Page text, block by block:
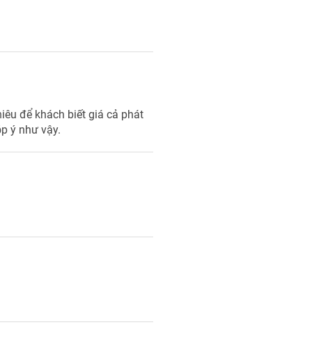
để khách biết giá cả phát
ý như vậy.